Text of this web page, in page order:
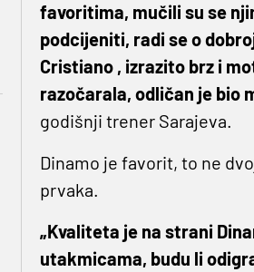
favoritima, mučili su se
podcijeniti, radi se o
Cristiano , izrazito brz i
razočarala, odličan je bio
godišnji trener Sarajeva.
Dinamo je favorit, to ne
prvaka.
„Kvaliteta je na strani
utakmicama, budu li